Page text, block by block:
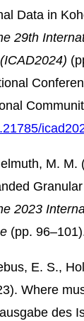
Data in
29th
M. M.
2023
(pp.
E. S.,
Where
des